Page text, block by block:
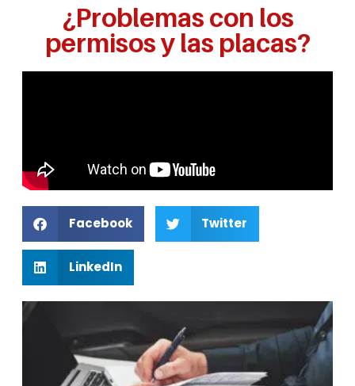
¿Problemas con los
permisos y las placas?
Facebook Twitter
LinkedIn